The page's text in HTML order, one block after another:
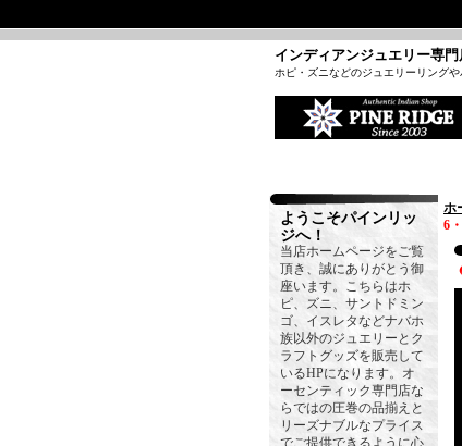
インディアンジュエリー専門
ホピ・ズニなどのジュエリーリング
ようこそパインリッ
ジへ！
当店ホームページをご覧
頂き、誠にありがとう御
座います。こちらはホ
ピ、ズニ、サントドミン
ゴ、イスレタなどナバホ
族以外のジュエリーとク
ラフトグッズを販売して
いるHPになります。オ
ーセンティック専門店な
らではの圧巻の品揃えと
リーズナブルなプライス
でご提供できるように心
ホ
6